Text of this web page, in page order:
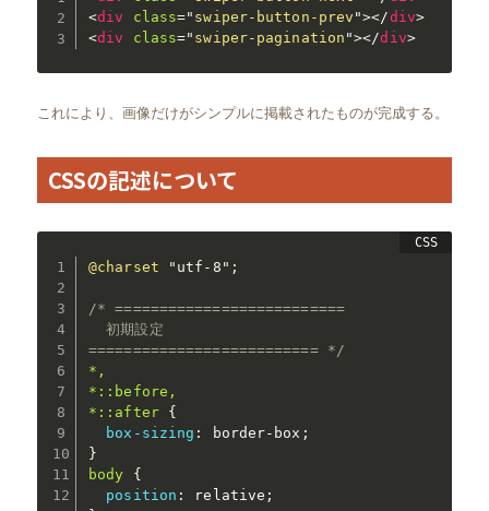
<div class=" swiper-button-prev "></div>
<div class=" swiper-pagination "></div>
これにより、画像だけがシンプルに掲載されたものが完成する。
CSSの記述について
@charset "utf-8" ;
/* ==========================
  初期設定
========================== */
*,
*::before,
*::after
{
box-sizing : border-box ;
}
body
{
position : relative ;